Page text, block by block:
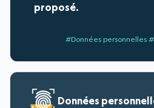
proposé.
#Données personnelles
Données